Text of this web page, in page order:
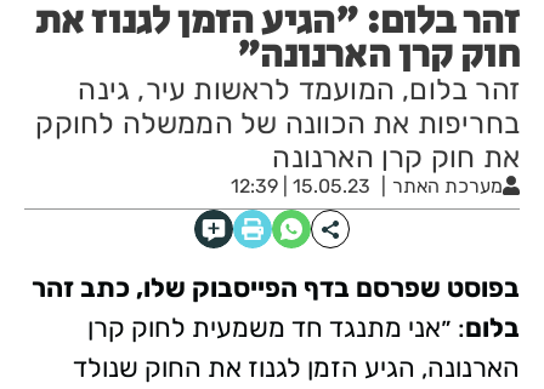
זהר בלום: "הגיע הזמן לגנוז את
חוק קרן הארנונה"
זהר בלום, המועמד לראשות עיר, גינה
בחריפות את הכוונה של הממשלה לחוקק
את חוק קרן הארנונה
מערכת האתר 15.05.23 | 12:39
בפוסט שפרסם בדף הפייסבוק שלו, כתב זהר
בלום: ״אני מתנגד חד משמעית לחוק קרן
הארנונה, הגיע הזמן לגנוז את החוק שנולד